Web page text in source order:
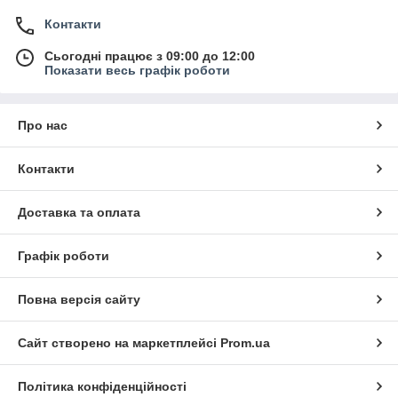
Контакти
Сьогодні працює з 09:00 до 12:00
Показати весь графік роботи
Про нас
Контакти
Доставка та оплата
Графік роботи
Повна версія сайту
Сайт створено на маркетплейсі Prom.ua
Політика конфіденційності